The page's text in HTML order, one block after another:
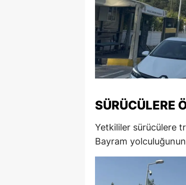
SÜRÜCÜLERE
Yetkililer sürücülere
Bayram